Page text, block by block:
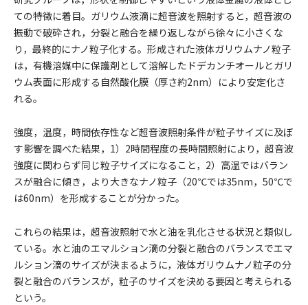
ての特徴に着目。ガリウム液滴に超音波を照射すると，超音波の
振動で破砕され，分裂と融合を繰り返しながら徐々に小さくな
り，最終的にナノ粒子化する。形成された液体ガリウムナノ粒子
は，有機溶媒中に保護剤として溶解したドデカンチオールとガリ
ウム表面に形成する自然酸化膜（厚さ約2nm）により安定化さ
れる。
強度，温度，時間依存性など超音波照射条件が粒子サイズに及ぼ
す影響を調べた結果，1）2時間程度の長時間照射により，超音波
強度に関わらず同じ粒子サイズになること，2）高温ではバラン
スが融合に傾き，より大きなナノ粒子（20℃では35nm，50℃で
は60nm）を形成することが分かった。
これらの結果は，超音波照射で水と油を乳化させる状況と類似し
ている。水と油のエマルション滴の分裂と融合のバランスでエマ
ルション滴のサイズが決まるように，液体ガリウムナノ粒子の分
裂と融合のバランスが，粒子のサイズを決める要因と考えられる
という。